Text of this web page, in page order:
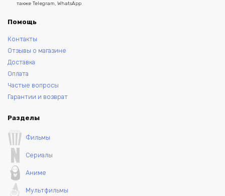
также Telegram, WhatsApp
Помощь
Контакты
Отзывы о магазине
Доставка
Оплата
Частые вопросы
Гарантии и возврат
Разделы
Фильмы
Сериалы
Аниме
Мультфильмы